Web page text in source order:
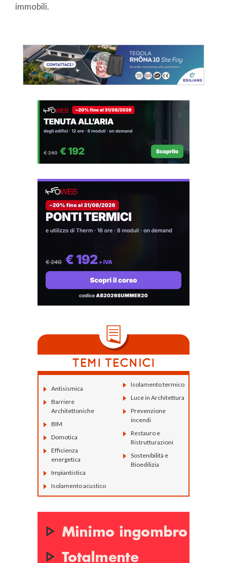
immobili.
Antisismica
Barriere
Architettoniche
BIM
Domotica
Efficienza
energetica
Impiantistica
Isolamento acustico
Isolamento termico
Luce in Architettura
Prevenzione
incendi
Restauro e
Ristrutturazioni
Sostenibilità e
Bioedilizia